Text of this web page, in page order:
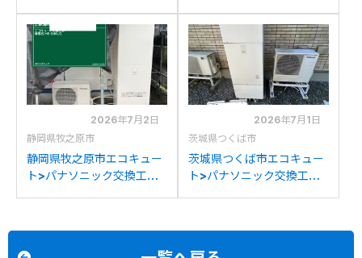
370SEQからパナソニック
HE-S46LQSへの交換
ックHE-K37BQからパナソ
ニックHE-S46LQSへの交
換
2026年7月2日
静岡県牧之原市
静岡県牧之原市エコキュー
ト>パナソニック交換工事
2026年7月1日
茨城県つくば市
茨城県つくば市エコキュー
ト>パナソニック交換工事